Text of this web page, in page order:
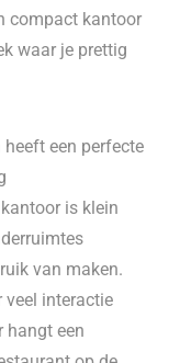
compact kantoor
waar je prettig
een perfecte
is klein
van maken.
veel interactie
hangt een